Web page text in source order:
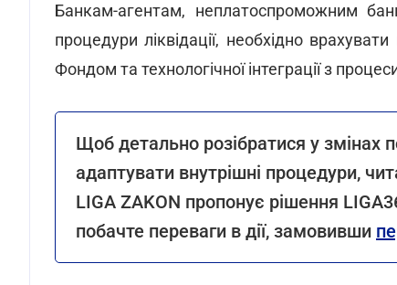
Банкам-агентам, неплатоспроможним
процедури ліквідації, необхідно
Фондом та технологічної інтеграції з
Щоб детально розібратися у змінах
адаптувати внутрішні процедури,
LIGA ZAKON пропонує рішення
побачте переваги в дії, замовивши